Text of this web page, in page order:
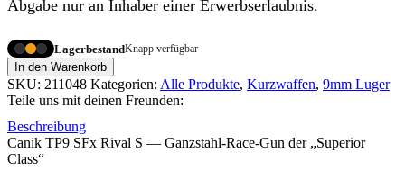
Abgabe nur an Inhaber einer Erwerbserlaubnis.
LagerbestandKnapp verfügbar
In den Warenkorb
SKU: 211048 Kategorien: Alle Produkte, Kurzwaffen, 9mm Luger
Teile uns mit deinen Freunden:
Beschreibung
Canik TP9 SFx Rival S — Ganzstahl-Race-Gun der „Superior
Class“